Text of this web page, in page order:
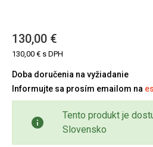
130,00 €
130,00 € s DPH
Doba doručenia na vyžiadanie
Informujte sa prosím emailom na
info
Tento produkt je
Slovensko